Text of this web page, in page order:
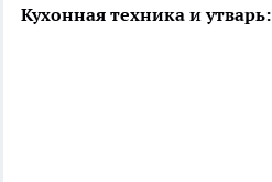
Кухонная техника и утварь: